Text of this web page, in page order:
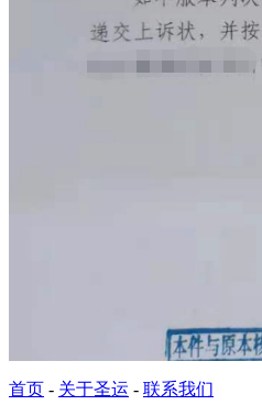
首页 - 关于圣运 - 联系我们